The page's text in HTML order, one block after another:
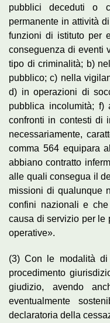
pubblici deceduti o
permanente in attività
funzioni di istituto per
conseguenza di eventi
tipo di criminalità; b)
pubblico; c) nella
d) in operazioni di
pubblica incolumità;
confronti in contesti di
necessariamente,
comma 564 equipara
abbiano contratto
alle quali consegua il
missioni di qualunque
confini nazionali e
causa di servizio per le
operative».
(3) Con le modalità
procedimento
giudizio, avendo
eventualmente
declaratoria della